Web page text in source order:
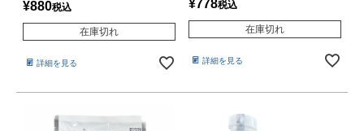
¥880税込
在庫切れ
詳細を見る
¥778税込
在庫切れ
詳細を見る